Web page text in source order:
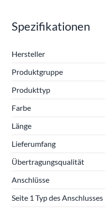
Spezifikationen
Hersteller
Produktgruppe
Produkttyp
Farbe
Länge
Lieferumfang
Übertragungsqualität
Anschlüsse
Seite 1 Typ des Anschlusses